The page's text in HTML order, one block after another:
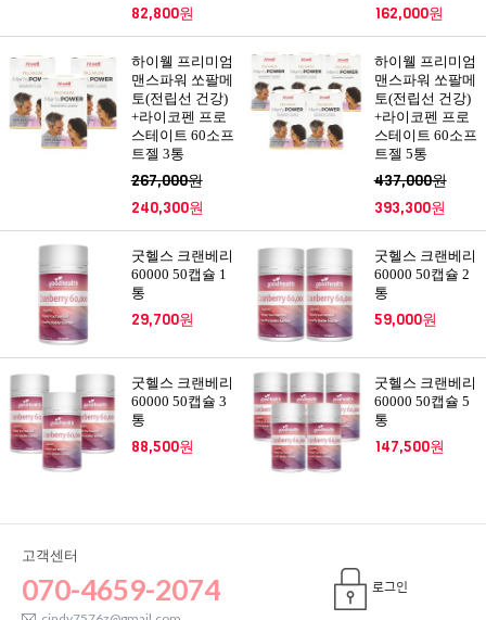
82,800원
162,000원
하이웰 프리미엄
맨스파워 쏘팔메
토(전립선 건강)
+라이코펜 프로
스테이트 60소프
트젤 3통
267,000원
240,300원
하이웰 프리미엄
맨스파워 쏘팔메
토(전립선 건강)
+라이코펜 프로
스테이트 60소프
트젤 5통
437,000원
393,300원
굿헬스 크랜베리
60000 50캡슐 1
통
29,700원
굿헬스 크랜베리
60000 50캡슐 2
통
59,000원
굿헬스 크랜베리
60000 50캡슐 3
통
88,500원
굿헬스 크랜베리
60000 50캡슐 5
통
147,500원
고객센터
070-4659-2074 로그인